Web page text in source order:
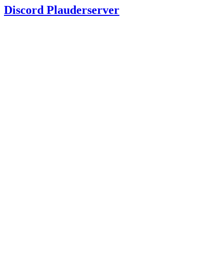
Discord Plauderserver